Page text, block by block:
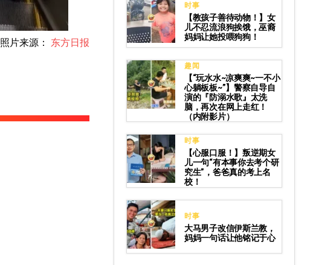
照片来源： 东方日报
时事
【教孩子善待动物！】女
儿不忍流浪狗挨饿，巫裔
妈妈让她投喂狗狗！
趣闻
【“玩水水~凉爽爽~一不小
心躺板板~”】警察自导自
演的『防溺水歌』太洗
脑，再次在网上走红！
（内附影片）
时事
【心服口服！】叛逆期女
儿一句“有本事你去考个研
究生”，爸爸真的考上名
校！
时事
大马男子改信伊斯兰教，
妈妈一句话让他铭记于心